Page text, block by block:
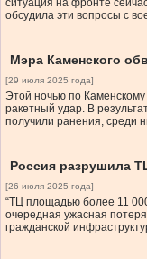
ситуация на фронте
обсудила эти вопросы с
Мэра Каменского
[29 июля 2025 года]
Этой ночью по
ракетный удар. В
получили ранения, среди
Россия разрушила
[26 июля 2025 года]
“ТЦ площадью более 11
очередная ужасная
гражданской